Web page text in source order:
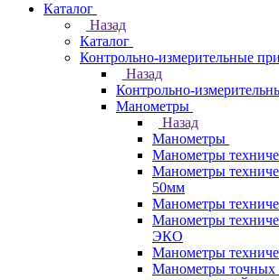
Каталог
Назад
Каталог
Контрольно-измерительные
Назад
Контрольно-
Манометры
Назад
Манометры
Манометры
Манометры
50мм
Манометры
Манометры
ЭКО
Манометры
Манометры